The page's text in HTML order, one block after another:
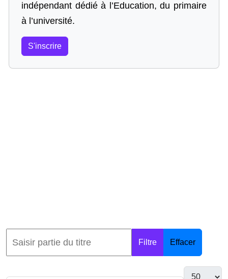
indépendant dédié à l’Education, du primaire
à l’université.
S'inscrire
Filtre Effacer